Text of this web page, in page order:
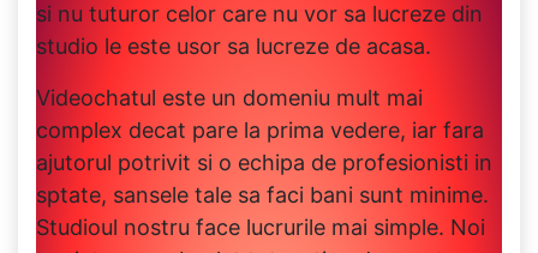
si nu tuturor celor care nu vor sa lucreze din
studio le este usor sa lucreze de acasa.
Videochatul este un domeniu mult mai
complex decat pare la prima vedere, iar fara
ajutorul potrivit si o echipa de profesionisti in
sptate, sansele tale sa faci bani sunt minime.
Studioul nostru face lucrurile mai simple. Noi